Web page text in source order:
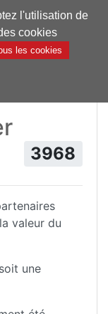
3968
valeur du
une
l'utilisation de
cookies
les cookies